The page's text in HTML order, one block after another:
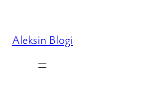
Aleksin Blogi